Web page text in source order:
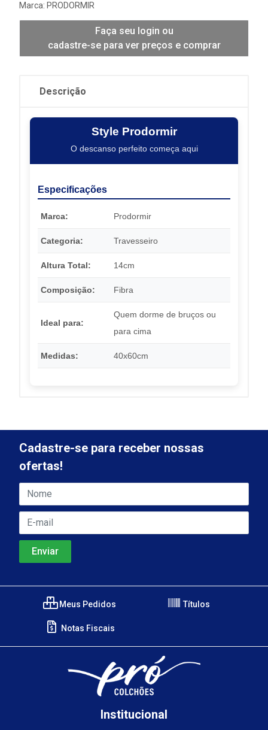
Marca: PRODORMIR
Faça seu login ou
cadastre-se para ver preços e comprar
Descrição
Style Prodormir
O descanso perfeito começa aqui
Especificações
Marca: Prodormir
Categoria: Travesseiro
Altura Total: 14cm
Composição: Fibra
Ideal para:
Quem dorme de bruços ou
para cima
Medidas: 40x60cm
Cadastre-se para receber nossas
ofertas!
Meus Pedidos Títulos
Notas Fiscais
Institucional